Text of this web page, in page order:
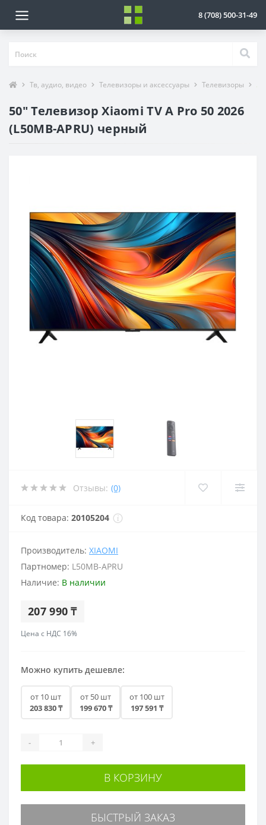
8 (708) 500-31-49
Тв, аудио, видео Телевизоры и аксессуары Телевизоры
50" Телевизор Xiaomi TV A Pro 50 2026
(L50MB-APRU) черный
Отзывы: (0)
Код товара: 20105204
Производитель: XIAOMI
Партномер: L50MB-APRU
Наличие: В наличии
207 990 ₸
Цена с НДС 16%
Можно купить дешевле:
от 10 шт
203 830 ₸
от 50 шт
199 670 ₸
от 100 шт
197 591 ₸
- +
В КОРЗИНУ
БЫСТРЫЙ ЗАКАЗ